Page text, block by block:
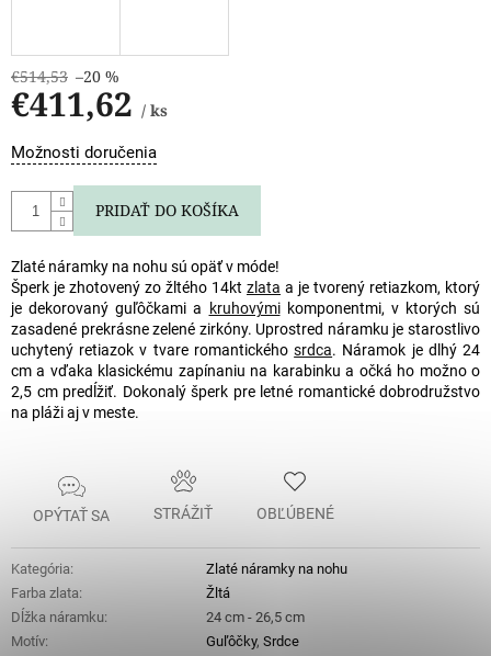
€514,53 –20 %
€411,62 / ks
Jednotková
cena:
Možnosti doručenia
PRIDAŤ DO KOŠÍKA
Zlaté náramky na nohu sú opäť v móde!
Šperk je zhotovený zo žltého 14kt zlata a je tvorený retiazkom, ktorý
je dekorovaný guľôčkami a
kruhovýmikomponentmi, v ktorých sú
zasadené prekrásne zelené zirkóny. Uprostred náramku je starostlivo
uchytený retiazok v tvare romantickéhosrdca. Náramok je dlhý 24
cm a vďaka klasickému zapínaniu na karabinku a očká ho možno o
2,5 cm predĺžiť. Dokonalý šperk pre letné romantické dobrodružstvo
na pláži aj v meste.
OPÝTAŤ SA STRÁŽIŤ OBĽÚBENÉ
Kategória:
Zlaté náramky na nohu
Farba zlata:
Žltá
Dĺžka náramku:
24 cm - 26,5 cm
Motív: Guľôčky, Srdce